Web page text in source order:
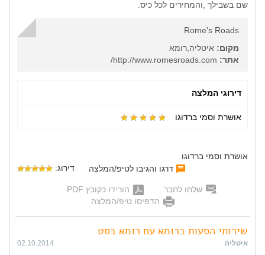
שם בשבילך ,והמחירים לכל כיס.
Rome's Roads
מקום: איטליה,רומא
אתר:
דירוגי המלצה
אושרת וסמי ברדוגו
אושרת וסמי ברדוגו
דרגו והגיבו לטיפ/המלצה
דירוג:
שלחו לחבר
הורידו כקובץ PDF
הדפיסו טיפ/המלצה
שירותי הסעות ברומא עם רומא בסט
איטליה 02.10.2014